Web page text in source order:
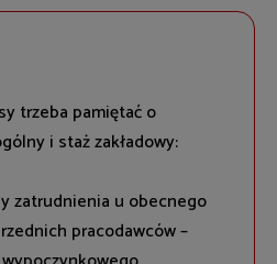
trzeba pamiętać o
i staż zakładowy:
zatrudnienia u obecnego
pracodawców –